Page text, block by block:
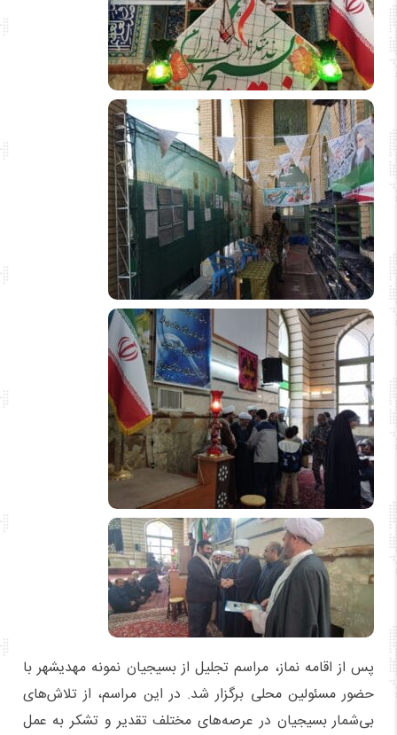
پس از اقامه نماز، مراسم تجلیل از بسیجیان نمونه مهدیشهر با
حضور مسئولین محلی برگزار شد. در این مراسم، از تلاش‌های
بی‌شمار بسیجیان در عرصه‌های مختلف تقدیر و تشکر به عمل